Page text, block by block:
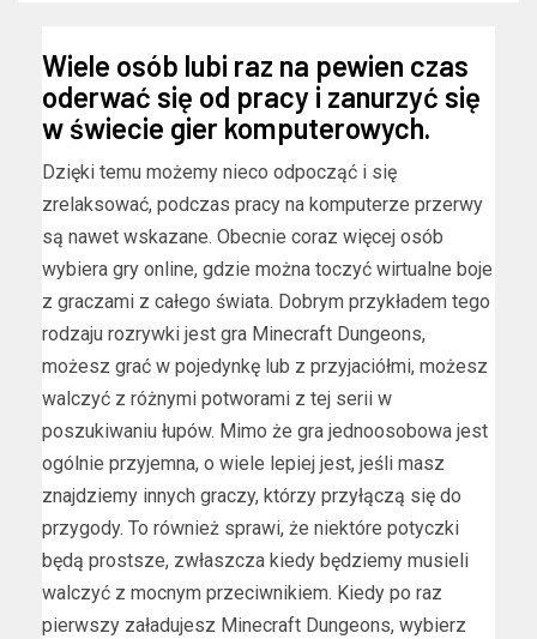
Wiele osób lubi raz na pewien czas
oderwać się od pracy i zanurzyć się
w świecie gier komputerowych.
Dzięki temu możemy nieco odpocząć i się
zrelaksować, podczas pracy na komputerze przerwy
są nawet wskazane. Obecnie coraz więcej osób
wybiera gry online, gdzie można toczyć wirtualne boje
z graczami z całego świata. Dobrym przykładem tego
rodzaju rozrywki jest gra Minecraft Dungeons,
możesz grać w pojedynkę lub z przyjaciółmi, możesz
walczyć z różnymi potworami z tej serii w
poszukiwaniu łupów. Mimo że gra jednoosobowa jest
ogólnie przyjemna, o wiele lepiej jest, jeśli masz
znajdziemy innych graczy, którzy przyłączą się do
przygody. To również sprawi, że niektóre potyczki
będą prostsze, zwłaszcza kiedy będziemy musieli
walczyć z mocnym przeciwnikiem. Kiedy po raz
pierwszy załadujesz Minecraft Dungeons, wybierz